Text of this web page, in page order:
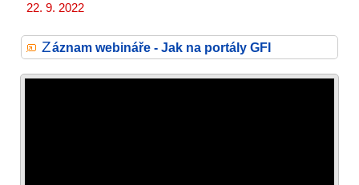
22. 9. 2022
Záznam webináře - Jak na portály GFI